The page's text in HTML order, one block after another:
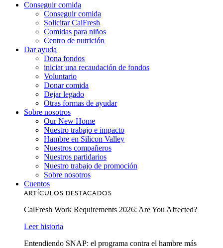
Conseguir comida
Conseguir comida
Solicitar CalFresh
Comidas para niños
Centro de nutrición
Dar ayuda
Dona fondos
iniciar una recaudación de fondos
Voluntario
Donar comida
Dejar legado
Otras formas de ayudar
Sobre nosotros
Our New Home
Nuestro trabajo e impacto
Hambre en Silicon Valley
Nuestros compañeros
Nuestros partidarios
Nuestro trabajo de promoción
Sobre nosotros
Cuentos
ARTÍCULOS DESTACADOS
CalFresh Work Requirements 2026: Are You Affected?
Leer historia
Entendiendo SNAP: el programa contra el hambre más